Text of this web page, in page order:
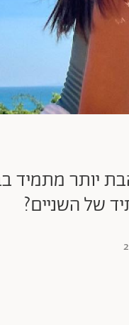
יותר מתמיד
של השניים?